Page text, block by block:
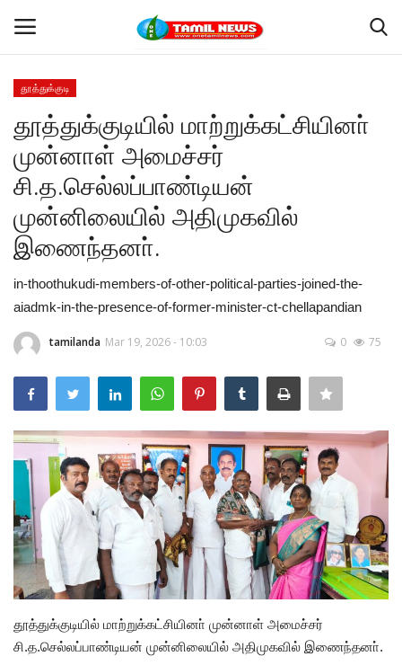
Home
தூத்துக்குடி
Contact
தமிழ்நாடு
இந்தியா
உலகம்
அரசியல்
தூத்துக்குடி
தூத்துக்குடியில் மாற்றுக்கட்சியினா்
முன்னாள் அமைச்சர்
சி.த.செல்லப்பாண்டியன்
முன்னிலையில் அதிமுகவில்
இணைந்தனா்.
in-thoothukudi-members-of-other-political-parties-joined-the-
aiadmk-in-the-presence-of-former-minister-ct-chellapandian
tamilanda Mar 19, 2026 - 10:03 0 75
தூத்துக்குடியில் மாற்றுக்கட்சியினா் முன்னாள் அமைச்சர்
சி.த.செல்லப்பாண்டியன் முன்னிலையில் அதிமுகவில் இணைந்தனா்.